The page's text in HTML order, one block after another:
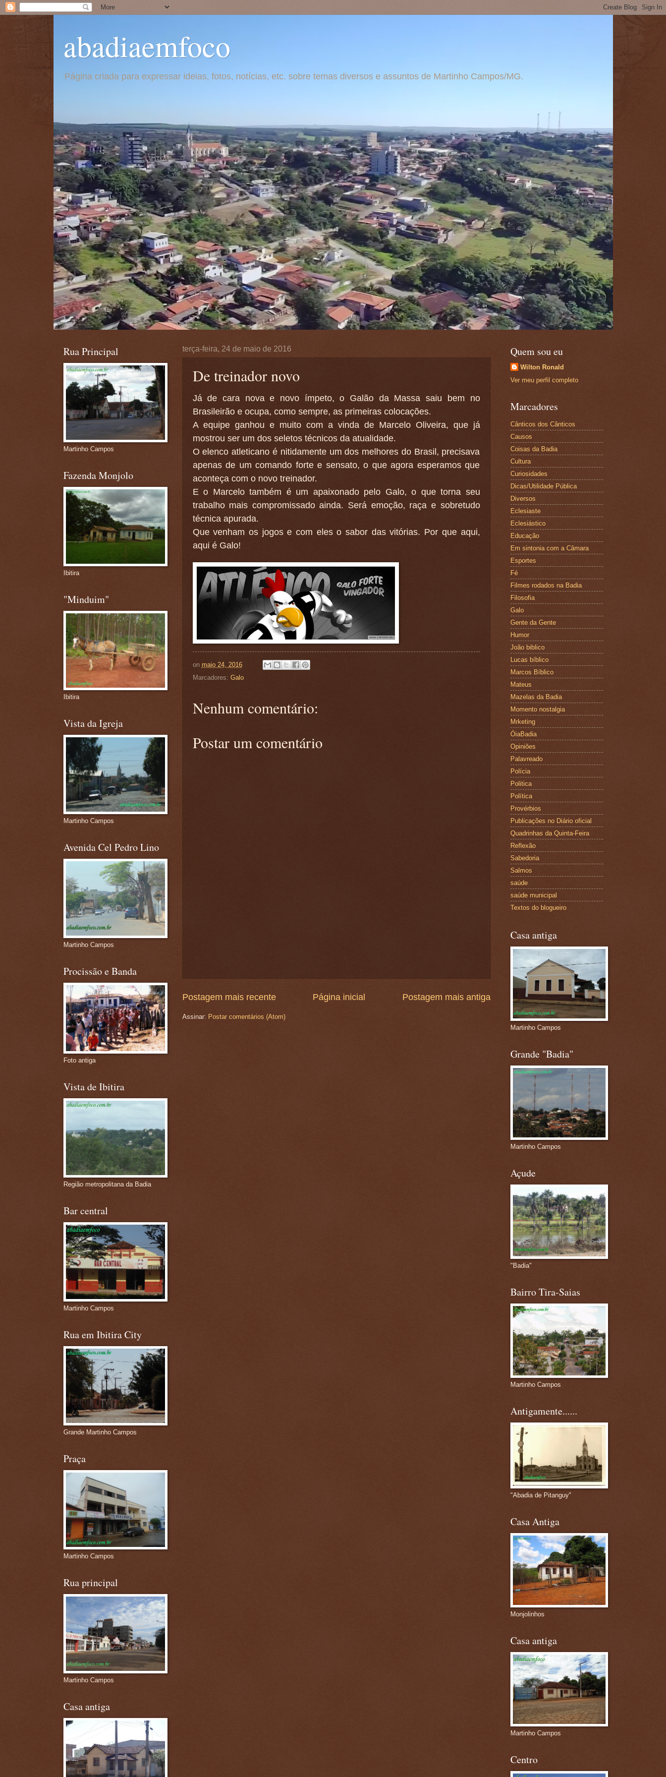
abadiaemfoco
Página criada para expressar ideias, fotos, notícias, etc. sobre temas diversos e assuntos de Martinho Campos/MG.
terça-feira, 24 de maio de 2016
De treinador novo
Já de cara nova e novo ímpeto, o Galão da Massa saiu bem no
Brasileirão e ocupa, como sempre, as primeiras colocações.
A equipe ganhou e muito com a vinda de Marcelo Oliveira, que já
mostrou ser um dos seletos técnicos da atualidade.
O elenco atleticano é nitidamente um dos melhores do Brasil, precisava
apenas de um comando forte e sensato, o que agora esperamos que
aconteça com o novo treinador.
E o Marcelo também é um apaixonado pelo Galo, o que torna seu
trabalho mais compromissado ainda. Será emoção, raça e sobretudo
técnica apurada.
Que venham os jogos e com eles o sabor das vitórias. Por que aqui,
aqui é Galo!
on maio 24, 2016
Marcadores: Galo
Nenhum comentário:
Postar um comentário
Postagem mais recente Postagem mais antiga
Página inicial
Assinar: Postar comentários (Atom)
Rua Principal
Martinho Campos
Fazenda Monjolo
Ibitira
"Minduim"
Ibitira
Vista da Igreja
Martinho Campos
Avenida Cel Pedro Lino
Martinho Campos
Procissão e Banda
Foto antiga
Vista de Ibitira
Região metropolitana da Badia
Bar central
Martinho Campos
Rua em Ibitira City
Grande Martinho Campos
Praça
Martinho Campos
Rua principal
Martinho Campos
Casa antiga
Quem sou eu
Wilton Ronald
Ver meu perfil completo
Marcadores
Cânticos dos Cânticos
Causos
Coisas da Badia
Cultura
Curiosidades
Dicas/Utilidade Pública
Diversos
Eclesiaste
Eclesiástico
Educação
Em sintonia com a Câmara
Esportes
Fé
Filmes rodados na Badia
Filosofia
Galo
Gente da Gente
Humor
João biblico
Lucas bíblico
Marcos Bíblico
Mateus
Mazelas da Badia
Momento nostalgia
Mrketing
ÓiaBadia
Opiniões
Palavreado
Polícia
Politica
Política
Provérbios
Publicações no Diário oficial
Quadrinhas da Quinta-Feira
Reflexão
Sabedoria
Salmos
saúde
saúde municipal
Textos do blogueiro
Casa antiga
Martinho Campos
Grande "Badia"
Martinho Campos
Açude
"Badia"
Bairro Tira-Saias
Martinho Campos
Antigamente......
"Abadia de Pitanguy"
Casa Antiga
Monjolinhos
Casa antiga
Martinho Campos
Centro